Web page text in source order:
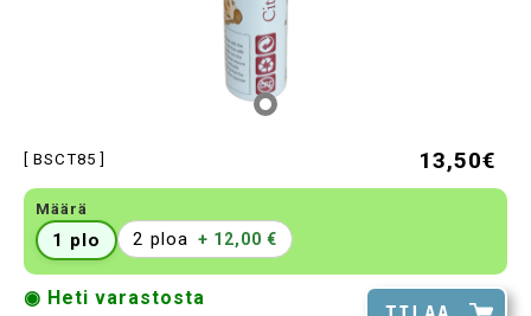
[ BSCT85 ] 13,50€
Määrä
1 plo 2 ploa + 12,00 €
◉ Heti varastosta